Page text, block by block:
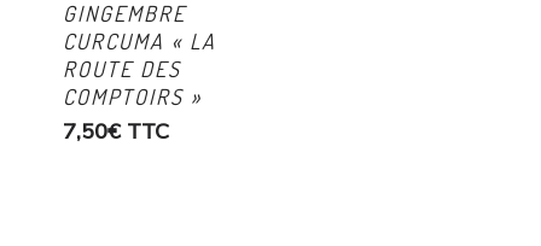
GINGEMBRE
CURCUMA « LA
ROUTE DES
COMPTOIRS »
7,50€ TTC